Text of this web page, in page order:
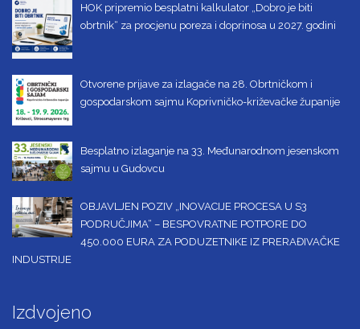
HOK pripremio besplatni kalkulator „Dobro je biti
obrtnik“ za procjenu poreza i doprinosa u 2027. godini
Otvorene prijave za izlagače na 28. Obrtničkom i
gospodarskom sajmu Koprivničko-križevačke županije
Besplatno izlaganje na 33. Međunarodnom jesenskom
sajmu u Gudovcu
OBJAVLJEN POZIV „INOVACIJE PROCESA U S3
PODRUČJIMA“ – BESPOVRATNE POTPORE DO
450.000 EURA ZA PODUZETNIKE IZ PRERAĐIVAČKE
INDUSTRIJE
Izdvojeno